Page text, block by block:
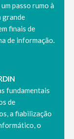
passo rumo à
grande
finais de
de informação.
fundamentais
de
a fiabilização
o